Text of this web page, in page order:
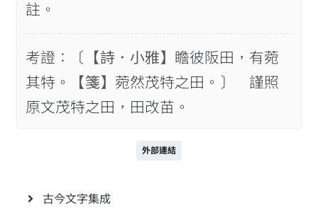
註。
考證：〔 【詩．小雅】 瞻彼阪田，有菀
其特。
【箋】 菀然茂特之田。〕 謹照
原文茂特之田，田改苗。
外部連結
古今文字集成